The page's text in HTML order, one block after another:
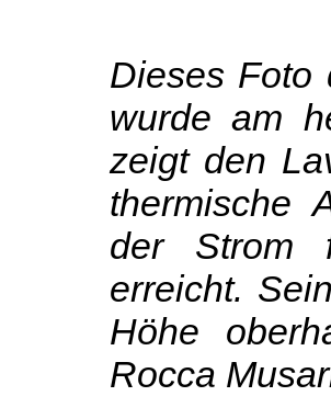
Dieses Foto
wurde am
zeigt den
thermische
der Strom
erreicht.
Höhe
Rocca